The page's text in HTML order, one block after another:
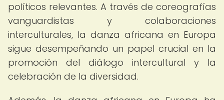
políticos relevantes. A través de coreografías
vanguardistas y colaboraciones
interculturales, la danza africana en Europa
sigue desempeñando un papel crucial en la
promoción del diálogo intercultural y la
celebración de la diversidad.